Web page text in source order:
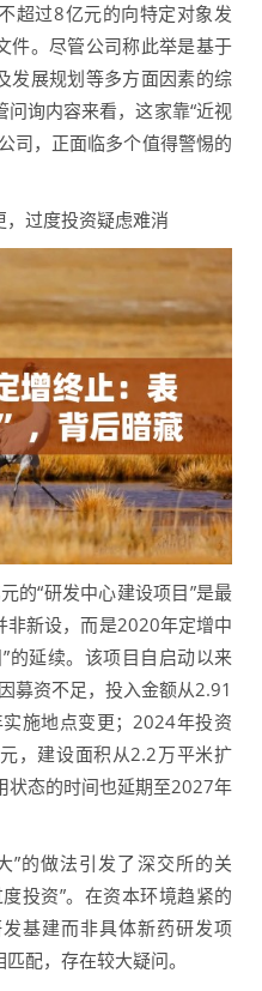
过8亿元的向特定对象发
件。尽管公司称此举是基于
发展规划等多方面因素的综
询内容来看，这家靠“近视
司，正面临多个值得警惕的
过度投资疑虑难消
“研发中心建设项目”是最
非新设，而是2020年定增中
的延续。该项目自启动以来
募资不足，投入金额从2.91
施地点变更；2024年投资
，建设面积从2.2万平米扩
状态的时间也延期至2027年
的做法引发了深交所的关
投资”。在资本环境趋紧的
基建而非具体新药研发项
配，存在较大疑问。